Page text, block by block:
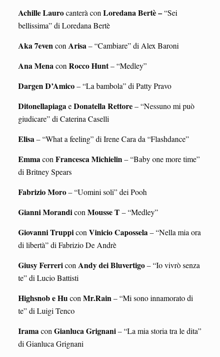
Achille Laurocanterà con Loredana Bertè –“Sei
bellissima” di Loredana Bertè
Aka 7evencon Arisa– “Cambiare” di Alex Baroni
Ana Menacon Rocco Hunt– “Medley”
Dargen D’Amico– “La bambola” di Patty Pravo
DitonellapiagaeDonatella Rettore– “Nessuno mi può
giudicare” di Caterina Caselli
Elisa– “What a feeling” di Irene Cara da “Flashdance”
EmmaconFrancesca Michielin– “Baby one more time”
di Britney Spears
Fabrizio Moro– “Uomini soli” dei Pooh
Gianni MorandiconMousse T– “Medley”
Giovanni TruppiconVinicio Capossela– “Nella mia ora
di libertà” di Fabrizio De Andrè
Giusy Ferrericon Andy dei Bluvertigo– “Io vivrò senza
te” di Lucio Battisti
Highsnob e Hucon Mr.Rain– “Mi sono innamorato di
te” di Luigi Tenco
Iramacon Gianluca Grignani– “La mia storia tra le dita”
di Gianluca Grignani